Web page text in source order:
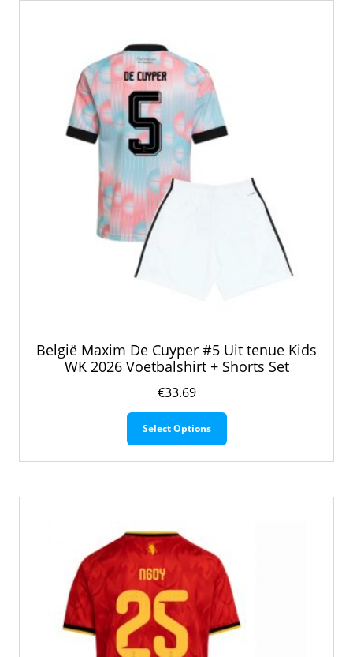
België Maxim De Cuyper #5 Uit tenue Kids
WK 2026 Voetbalshirt + Shorts Set
€33.69
Select Options
Dit
Deze
worden
op
de
productpagina